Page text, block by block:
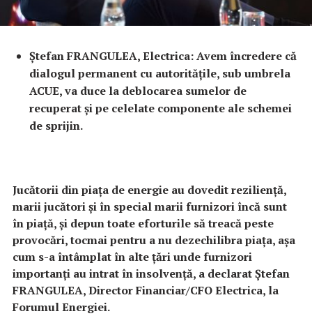
Ștefan FRANGULEA, Electrica: Avem încredere că
dialogul permanent cu autoritățile, sub umbrela
ACUE, va duce la deblocarea sumelor de
recuperat și pe celelate componente ale schemei
de sprijin.
Jucătorii din piața de energie au dovedit reziliență,
marii jucători și în special marii furnizori încă sunt
în piață, şi depun toate eforturile să treacă peste
provocări, tocmai pentru a nu dezechilibra piața, așa
cum s-a întâmplat în alte țări unde furnizori
importanți au intrat în insolvență, a declarat Ștefan
FRANGULEA, Director Financiar/CFO Electrica, la
Forumul Energiei.